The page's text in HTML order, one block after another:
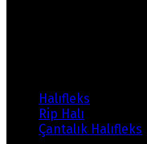
Halıfleks
Rip Halı
Çantalık Halıfleks